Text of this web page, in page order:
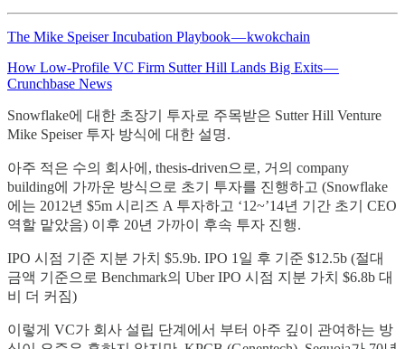
The Mike Speiser Incubation Playbook — kwokchain
How Low-Profile VC Firm Sutter Hill Lands Big Exits —
Crunchbase News
Snowflake에 대한 초장기 투자로 주목받은 Sutter Hill Venture
Mike Speiser 투자 방식에 대한 설명.
아주 적은 수의 회사에, thesis-driven으로, 거의 company
building에 가까운 방식으로 초기 투자를 진행하고 (Snowflake
에는 2012년 $5m 시리즈 A 투자하고 ‘12~’14년 기간 초기 CEO
역할 맡았음) 이후 20년 가까이 후속 투자 진행.
IPO 시점 기준 지분 가치 $5.9b. IPO 1일 후 기준 $12.5b (절대
금액 기준으로 Benchmark의 Uber IPO 시점 지분 가치 $6.8b 대
비 더 커짐)
이렇게 VC가 회사 설립 단계에서 부터 아주 깊이 관여하는 방